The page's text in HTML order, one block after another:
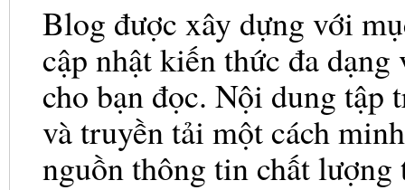
Blog được xây dựng với
cập nhật kiến thức đa
cho bạn đọc. Nội dung tập
và truyền tải một cách
nguồn thông tin chất